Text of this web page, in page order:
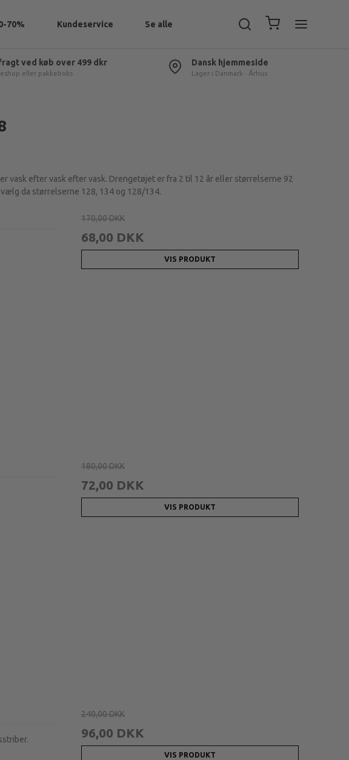
70% Kundeservice Se alle
ved køb over 499 dkr
eller pakkeboks
Dansk hjemmeside
Lager i Danmark - Århus
efter vask efter vask. Drengetøjet er fra 2 til 12 år eller størrelserne 92
da størrelserne 128, 134 og 128/134.
170,00 DKK
68,00 DKK
VIS PRODUKT
180,00 DKK
72,00 DKK
VIS PRODUKT
240,00 DKK
96,00 DKK
VIS PRODUKT